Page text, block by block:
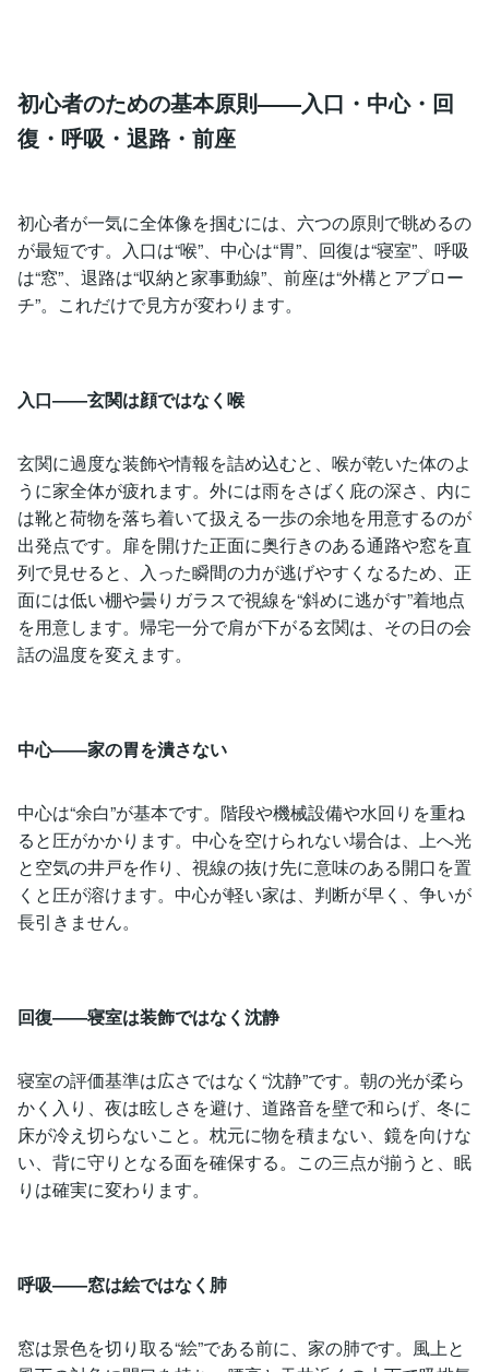
初心者のための基本原則――入口・中心・回
復・呼吸・退路・前座
初心者が一気に全体像を掴むには、六つの原則で眺めるの
が最短です。入口は“喉”、中心は“胃”、回復は“寝室”、呼吸
は“窓”、退路は“収納と家事動線”、前座は“外構とアプロー
チ”。これだけで見方が変わります。
入口――玄関は顔ではなく喉
玄関に過度な装飾や情報を詰め込むと、喉が乾いた体のよ
うに家全体が疲れます。外には雨をさばく庇の深さ、内に
は靴と荷物を落ち着いて扱える一歩の余地を用意するのが
出発点です。扉を開けた正面に奥行きのある通路や窓を直
列で見せると、入った瞬間の力が逃げやすくなるため、正
面には低い棚や曇りガラスで視線を“斜めに逃がす”着地点
を用意します。帰宅一分で肩が下がる玄関は、その日の会
話の温度を変えます。
中心――家の胃を潰さない
中心は“余白”が基本です。階段や機械設備や水回りを重ね
ると圧がかかります。中心を空けられない場合は、上へ光
と空気の井戸を作り、視線の抜け先に意味のある開口を置
くと圧が溶けます。中心が軽い家は、判断が早く、争いが
長引きません。
回復――寝室は装飾ではなく沈静
寝室の評価基準は広さではなく“沈静”です。朝の光が柔ら
かく入り、夜は眩しさを避け、道路音を壁で和らげ、冬に
床が冷え切らないこと。枕元に物を積まない、鏡を向けな
い、背に守りとなる面を確保する。この三点が揃うと、眠
りは確実に変わります。
呼吸――窓は絵ではなく肺
窓は景色を切り取る“絵”である前に、家の肺です。風上と